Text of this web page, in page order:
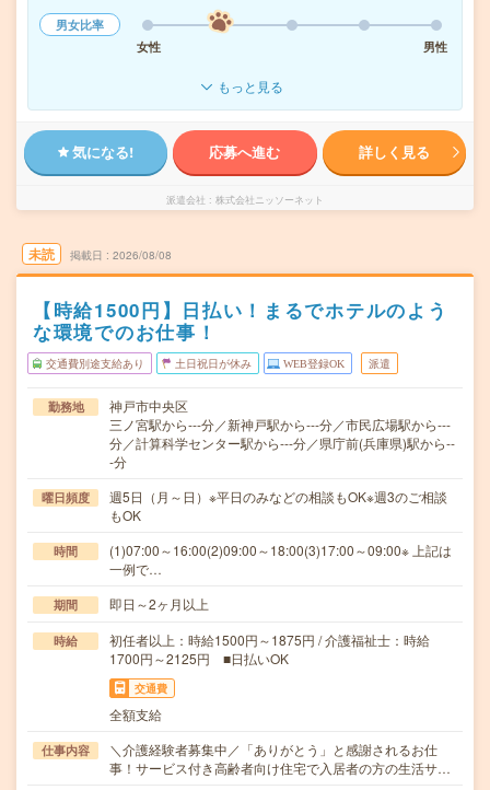
男女比率
女性
男性
もっと見る
気になる! 応募へ進む 詳しく見る
派遣会社 株式会社ニッソーネット
未読 掲載日 2026/08/08
【時給1500円】日払い！まるでホテルのよう
な環境でのお仕事！
交通費別途支給あり 土日祝日が休み WEB登録OK 派遣
勤務地
神戸市中央区
三ノ宮駅から---分／新神戸駅から---分／市民広場駅から---
分／計算科学センター駅から---分／県庁前(兵庫県)駅から--
-分
曜日頻度
週5日（月～日）※平日のみなどの相談もOK※週3のご相談
もOK
時間
(1)07:00～16:00(2)09:00～18:00(3)17:00～09:00※ 上記は
一例で…
期間 即日～2ヶ月以上
時給
初任者以上：時給1500円～1875円 / 介護福祉士：時給
1700円～2125円 ■日払いOK
交通費
全額支給
仕事内容
＼介護経験者募集中／「ありがとう」と感謝されるお仕
事！サービス付き高齢者向け住宅で入居者の方の生活サ…